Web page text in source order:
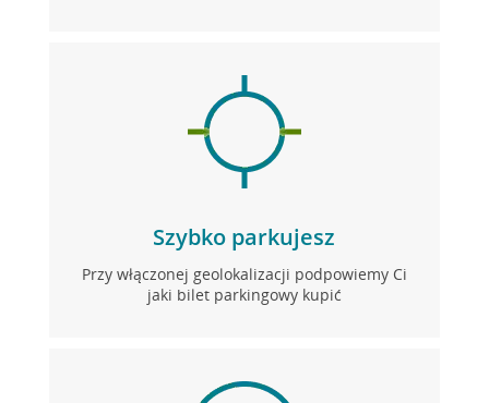
Szybko parkujesz
Przy włączonej geolokalizacji podpowiemy Ci
jaki bilet parkingowy kupić